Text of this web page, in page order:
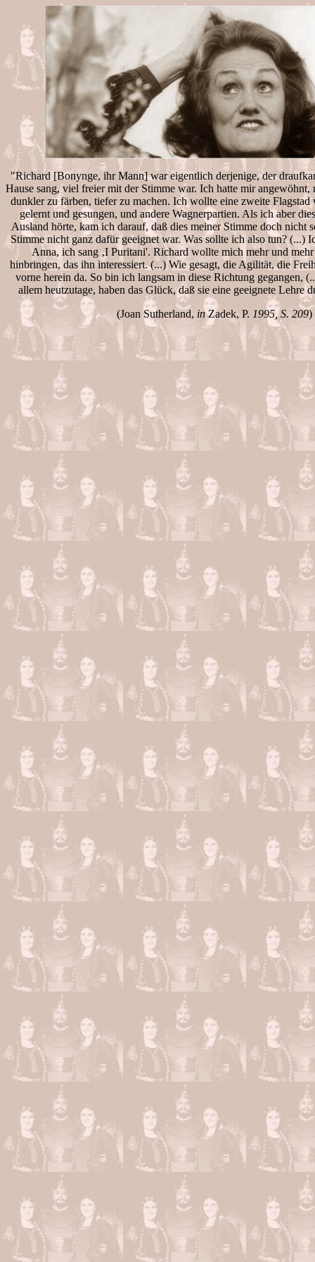
"Richard [Bonynge, ihr Mann] war eigentlich derjenige, der
Hause sang, viel freier mit der Stimme war. Ich hatte mir
dunkler zu färben, tiefer zu machen. Ich wollte eine zweite Flagstad
gelernt und gesungen, und andere Wagnerpartien. Als ich aber
Ausland hörte, kam ich darauf, daß dies meiner Stimme doch nicht
Stimme nicht ganz dafür geeignet war. Was sollte ich also tun? (...)
Anna, ich sang ‚I Puritani'. Richard wollte mich mehr und
hinbringen, das ihn interessiert. (...) Wie gesagt, die Agilität, die
vorne herein da. So bin ich langsam in diese Richtung gegangen,
allem heutzutage, haben das Glück, daß sie eine geeignete Lehre
(Joan Sutherland, inZadek, P. 1995, S. 209)